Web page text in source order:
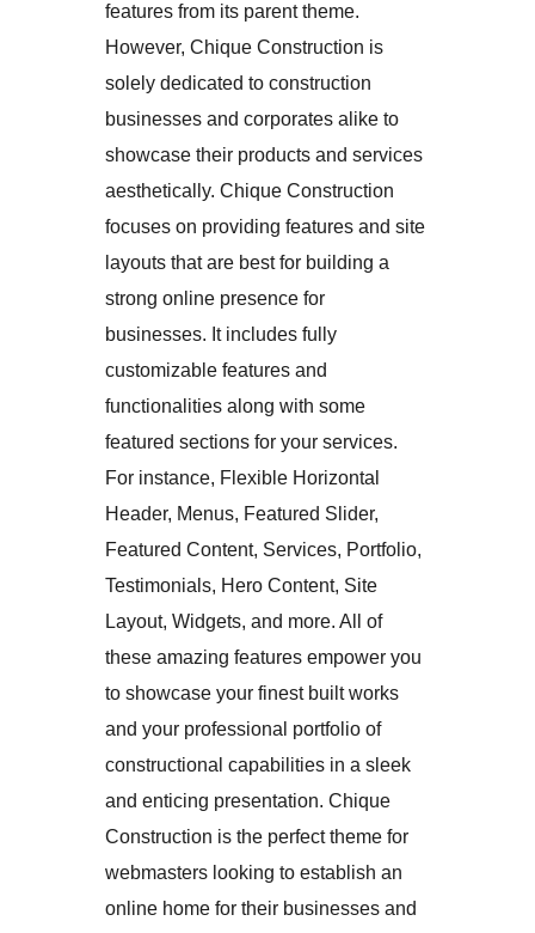
features from its parent theme.
However, Chique Construction is
solely dedicated to construction
businesses and corporates alike to
showcase their products and services
aesthetically. Chique Construction
focuses on providing features and site
layouts that are best for building a
strong online presence for
businesses. It includes fully
customizable features and
functionalities along with some
featured sections for your services.
For instance, Flexible Horizontal
Header, Menus, Featured Slider,
Featured Content, Services, Portfolio,
Testimonials, Hero Content, Site
Layout, Widgets, and more. All of
these amazing features empower you
to showcase your finest built works
and your professional portfolio of
constructional capabilities in a sleek
and enticing presentation. Chique
Construction is the perfect theme for
webmasters looking to establish an
online home for their businesses and